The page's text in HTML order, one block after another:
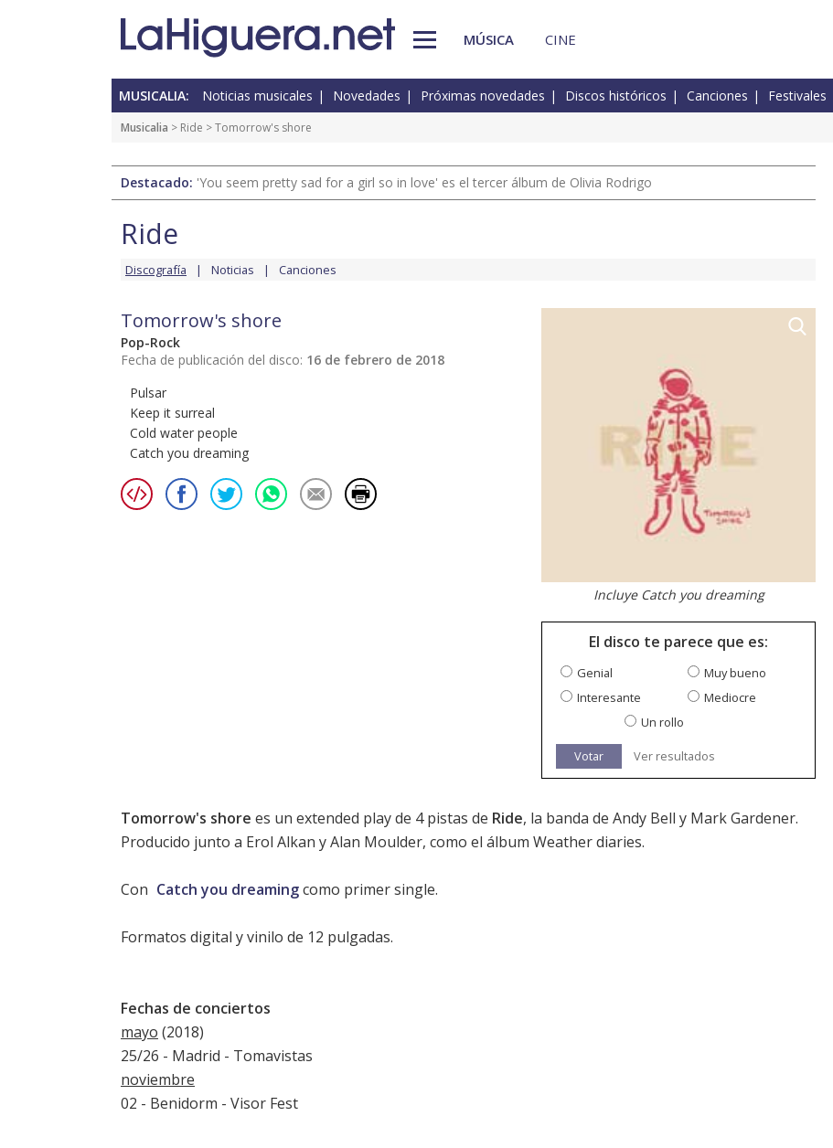
MÚSICA CINE
MUSICALIA: Noticias musicales Novedades Próximas novedades Discos históricos Canciones Festivales
Musicalia > Ride > Tomorrow's shore
Destacado: 'You seem pretty sad for a girl so in love' es el tercer álbum de Olivia Rodrigo
Ride
Discografía Noticias Canciones
Tomorrow's shore
Pop-Rock
Fecha de publicación del disco: 16 de febrero de 2018
Pulsar
Keep it surreal
Cold water people
Catch you dreaming
Incluye Catch you dreaming
El disco te parece que es:
Genial
Muy bueno
Interesante
Mediocre
Un rollo
Votar Ver resultados
Tomorrow's shore es un extended play de 4 pistas de Ride, la banda de Andy Bell y Mark Gardener.
Producido junto a Erol Alkan y Alan Moulder, como el álbum Weather diaries.
Con Catch you dreamingcomo primer single.
Formatos digital y vinilo de 12 pulgadas.
Fechas de conciertos
mayo (2018)
25/26 - Madrid - Tomavistas
noviembre
02 - Benidorm - Visor Fest